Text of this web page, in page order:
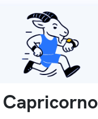
Capricorno